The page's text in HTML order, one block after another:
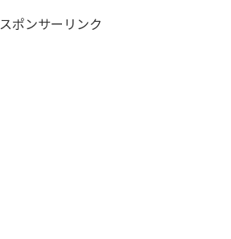
スポンサーリンク